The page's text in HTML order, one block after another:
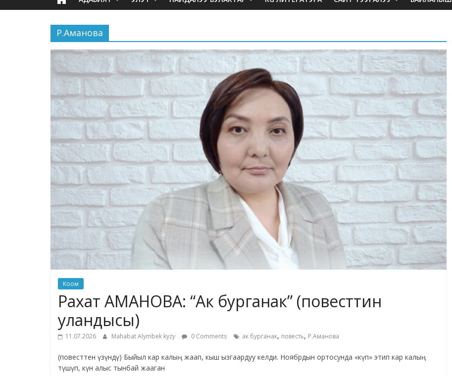
Р.Аманова
Коом
Рахат АМАНОВА: “Ак бурганак” (повесттин
уландысы)
11.07.2026 Mahabat Alymbek kyzy 0 Comments ак бурганак, повесть, Р.Аманова
(повесттен үзүндү) Быйыл кар калың жаап, кыш ызгаардуу келди. Ноябрдын ортосунда «күп» этип кар калың
түшүп, күн алыс тынбай жааган